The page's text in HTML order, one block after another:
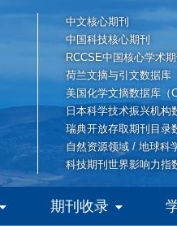
中文核心期刊
中国科技核心期刊
RCCSE中国核心学术期
荷兰文摘与引文数据库
美国化学文摘数据库（
日本科学技术振兴机构
瑞典开放存取期刊目录
自然资源领域 / 地球科
科技期刊世界影响力指
期刊收录